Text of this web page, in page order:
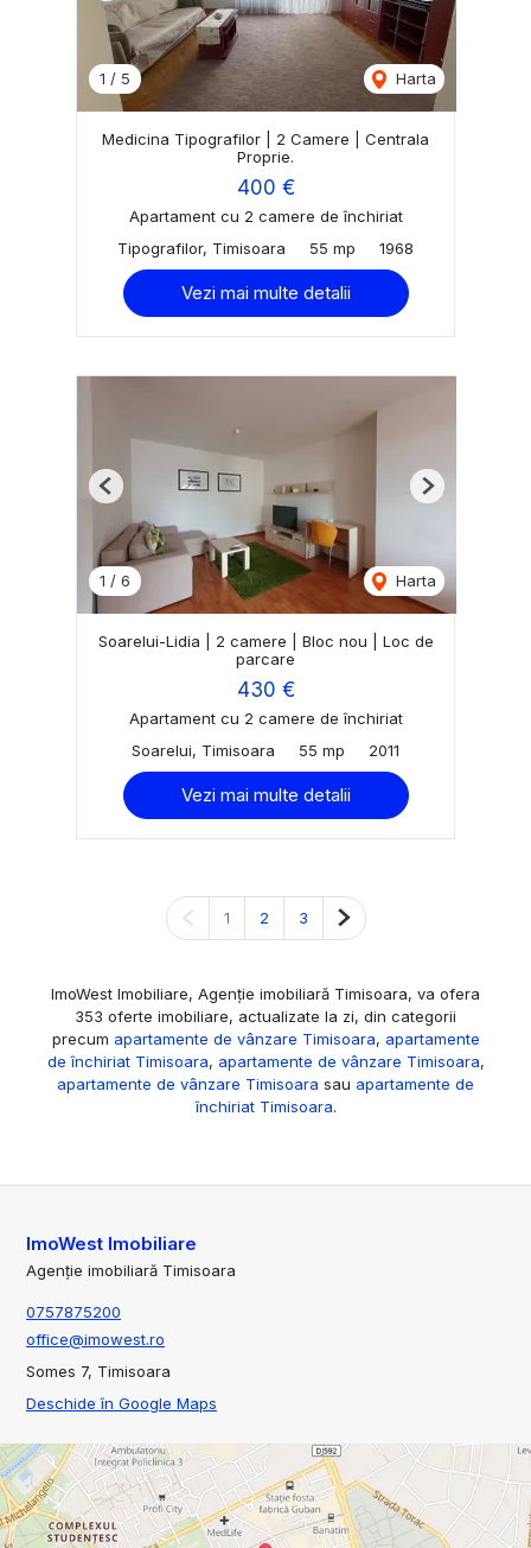
1 / 5 Harta
Medicina Tipografilor | 2 Camere | Centrala
Proprie.
400 €
Apartament cu 2 camere de închiriat
Tipografilor, Timisoara
55 mp 1968
Vezi mai multe detalii
1 / 6 Harta
Previous Next
Soarelui-Lidia | 2 camere | Bloc nou | Loc de
parcare
430 €
Apartament cu 2 camere de închiriat
Soarelui, Timisoara
55 mp 2011
Vezi mai multe detalii
Pagina anterioară
1 2 3 Pagina următoare
ImoWest Imobiliare, Agenție imobiliară Timisoara, va ofera
353 oferte imobiliare, actualizate la zi, din categorii
precum apartamente de vânzare Timisoara, apartamente
de închiriat Timisoara, apartamente de vânzare Timisoara,
apartamente de vânzare Timisoara sau apartamente de
închiriat Timisoara.
ImoWest Imobiliare
Agenție imobiliară Timisoara
0757875200
office@imowest.ro
Somes 7, Timisoara
Deschide în Google Maps